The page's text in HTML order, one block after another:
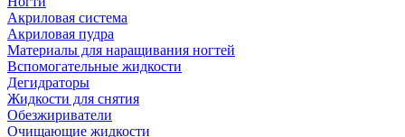
Акриловая система
Акриловая пудра
Материалы для наращивания ногтей
Вспомогательные жидкости
Дегидраторы
Жидкости для снятия
Обезжириватели
Очищающие жидкости